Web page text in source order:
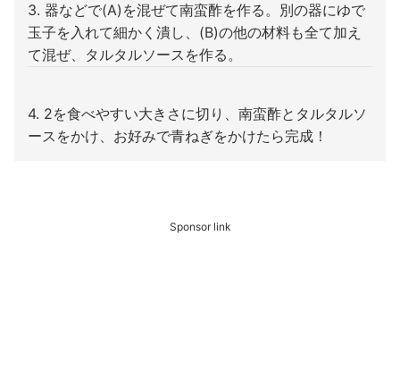
3. 器などで(A)を混ぜて南蛮酢を作る。別の器にゆで
玉子を入れて細かく潰し、(B)の他の材料も全て加え
て混ぜ、タルタルソースを作る。
4. 2を食べやすい大きさに切り、南蛮酢とタルタルソ
ースをかけ、お好みで青ねぎをかけたら完成！
Sponsor link